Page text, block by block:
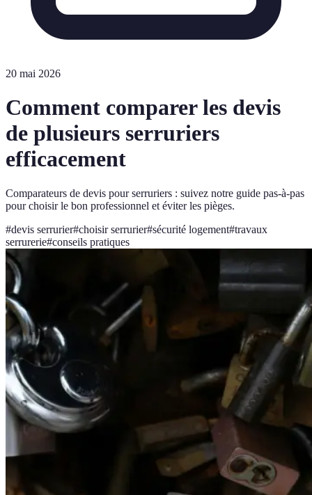
20 mai 2026
Comment comparer les devis
de plusieurs serruriers
efficacement
Comparateurs de devis pour serruriers : suivez notre guide pas-à-pas
pour choisir le bon professionnel et éviter les pièges.
#devis serrurier#choisir serrurier#sécurité logement#travaux
serrurerie#conseils pratiques